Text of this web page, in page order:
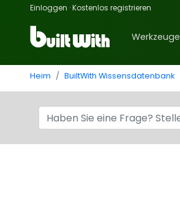
Einloggen ·Kostenlos registrieren
Werkzeuge
Heim BuiltWith Wissensdatenbank